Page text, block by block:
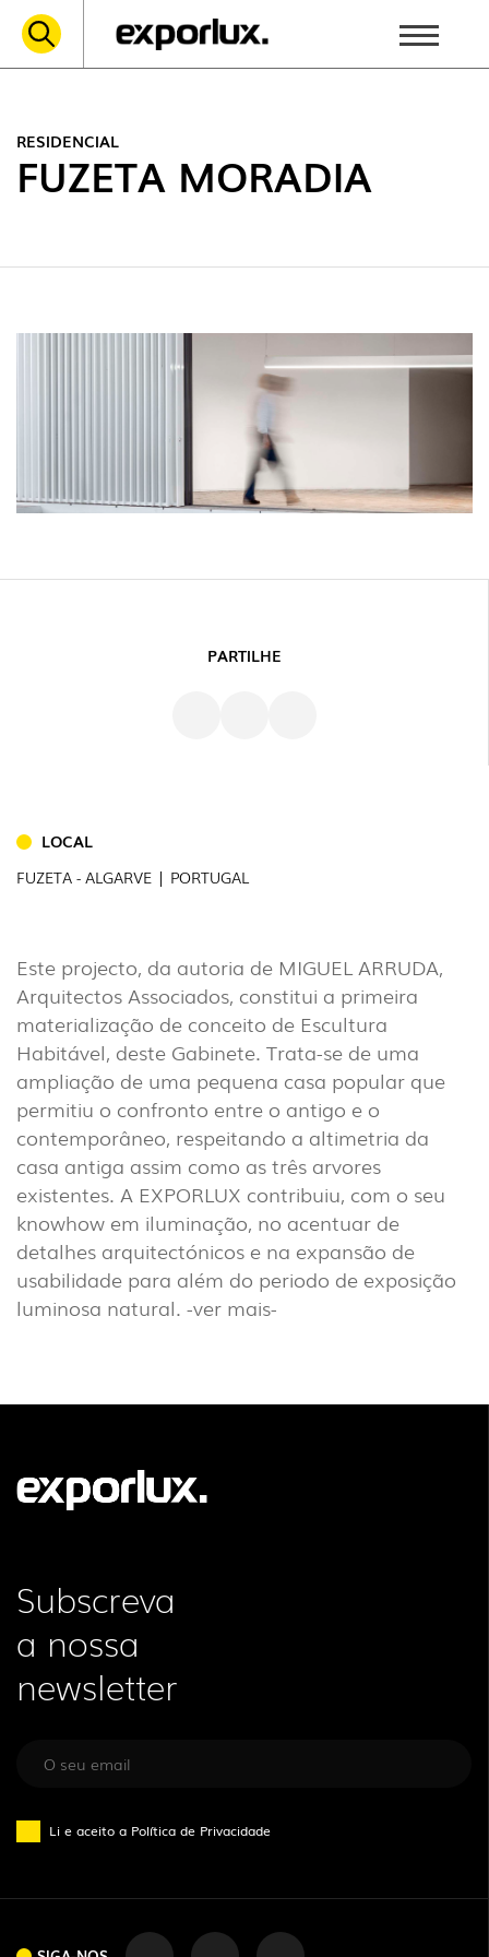
INTERIOR
EXTERIOR (22)
INDUSTRIAL (7)
DOWNLOADS
PROJETOS
INFORMAÇÃO LEGAL
A EXPORLUX
NOTÍCIAS
CONTACTOS
DENÚNCIAS
RESIDENCIAL
FUZETA MORADIA
PARTILHE
LOCAL
FUZETA - ALGARVE | PORTUGAL
Este projecto, da autoria de MIGUEL ARRUDA,
Arquitectos Associados, constitui a primeira
materialização de conceito de Escultura
Habitável, deste Gabinete. Trata-se de uma
ampliação de uma pequena casa popular que
permitiu o confronto entre o antigo e o
contemporâneo, respeitando a altimetria da
casa antiga assim como as três arvores
existentes. A EXPORLUX contribuiu, com o seu
knowhow em iluminação, no acentuar de
detalhes arquitectónicos e na expansão de
usabilidade para além do periodo de exposição
luminosa natural. -ver mais-
Subscreva
a nossa
newsletter
Li e aceito a Política de Privacidade